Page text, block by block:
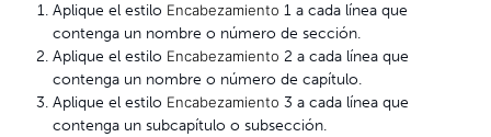
Aplique el estilo Encabezamiento 1 a cada línea que
contenga un nombre o número de sección.
Aplique el estilo Encabezamiento 2 a cada línea que
contenga un nombre o número de capítulo.
Aplique el estilo Encabezamiento 3 a cada línea que
contenga un subcapítulo o subsección.